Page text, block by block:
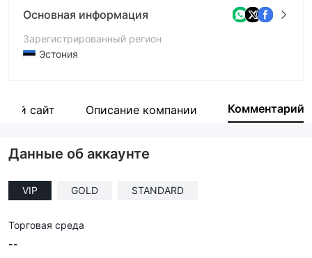
Основная информация
Зарегистрированный регион
Эстония
Компания
сайт Описание компании Комментарий
Данные об аккаунте
VIP GOLD STANDARD
Торговая среда
--